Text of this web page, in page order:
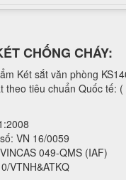
CHỐNG CHÁY:
Két sắt văn phòng
theo tiêu chuẩn Quốc tế: (
VN 16/0059
049-QMS (IAF)
VTNH&ATKQ